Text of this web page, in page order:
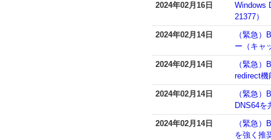
2024年02月16日
Windows
21377）
2024年02月14日
（緊急
ー（キャ
2024年02月14日
（緊急
redirect機
2024年02月14日
（緊急
DNS64を
2024年02月14日
（緊急
を強く推